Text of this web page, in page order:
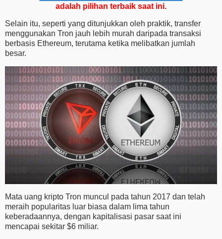
adalah pilihan terbaik saat ini.
Selain itu, seperti yang ditunjukkan oleh praktik, transfer
menggunakan Tron jauh lebih murah daripada transaksi
berbasis Ethereum, terutama ketika melibatkan jumlah
besar.
Mata uang kripto Tron muncul pada tahun 2017 dan telah
meraih popularitas luar biasa dalam lima tahun
keberadaannya, dengan kapitalisasi pasar saat ini
mencapai sekitar $6 miliar.